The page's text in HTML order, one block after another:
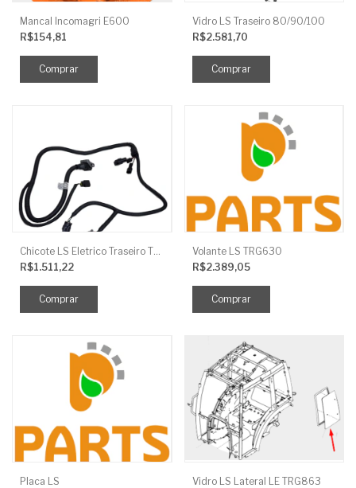
Mancal Incomagri E600
R$154,81
Vidro LS Traseiro 80/90/100
R$2.581,70
R$1.511,22
Volante LS TRG630
R$2.389,05
Placa LS
Vidro LS Lateral LE TRG863